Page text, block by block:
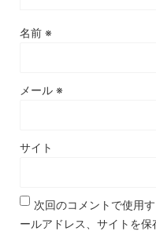
名前 ※
メール ※
サイト
次回のコメントで使用
ールアドレス、サイトを保